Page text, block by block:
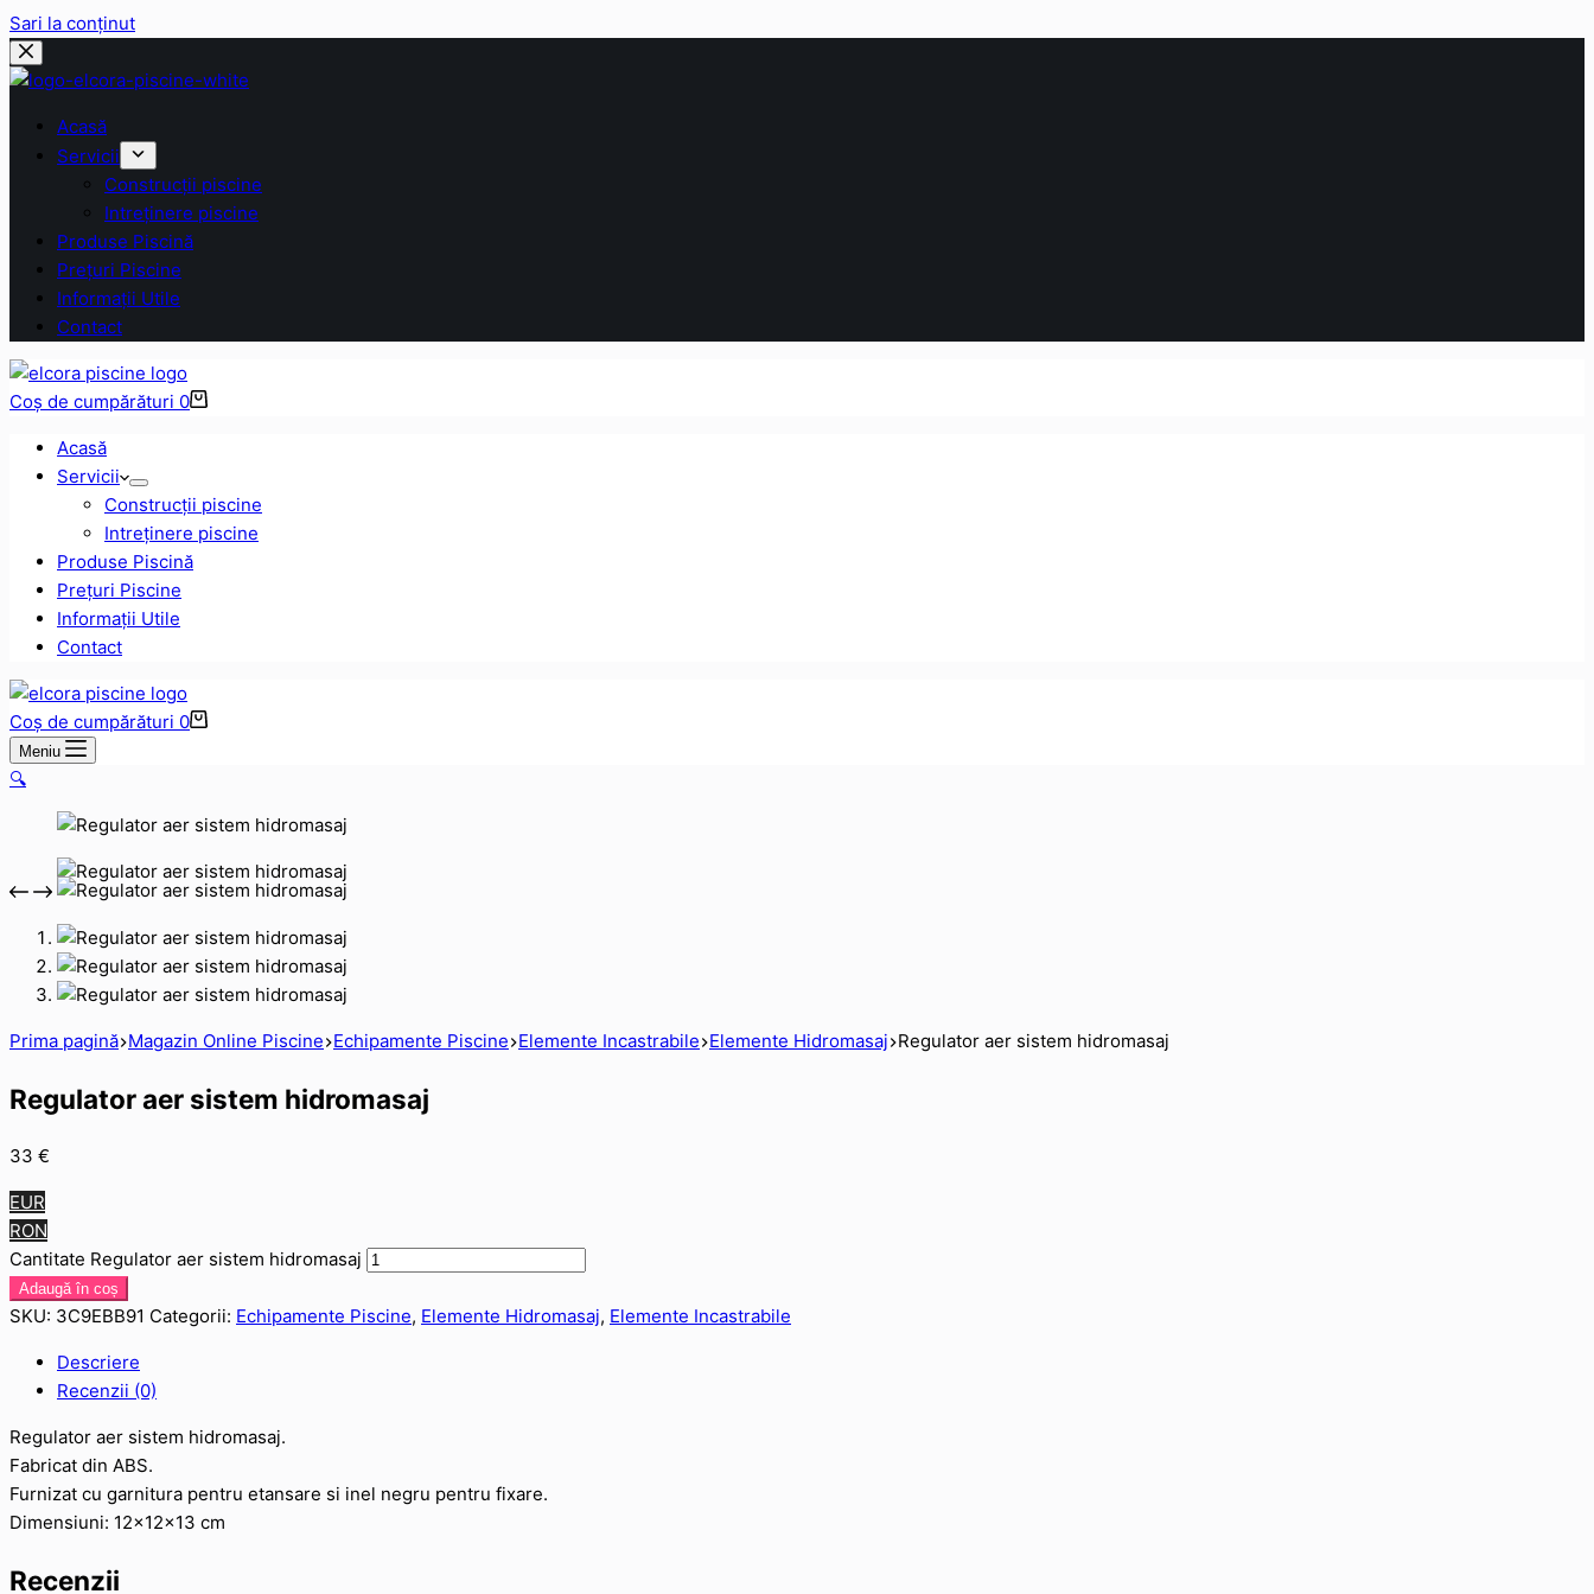
Sari la conținut
Acasă
Servicii
Construcții piscine
Intreținere piscine
Produse Piscină
Prețuri Piscine
Informații Utile
Contact
Coș de cumpărături 0
Acasă
Servicii
Construcții piscine
Intreținere piscine
Produse Piscină
Prețuri Piscine
Informații Utile
Contact
Coș de cumpărături 0
Meniu
🔍
Prima pagină Magazin Online Piscine Echipamente Piscine Elemente Incastrabile Elemente Hidromasaj Regulator aer sistem hidromasaj
Regulator aer sistem hidromasaj
33 €
EUR
RON
Cantitate Regulator aer sistem hidromasaj
Adaugă în coș
SKU: 3C9EBB91 Categorii: Echipamente Piscine, Elemente Hidromasaj, Elemente Incastrabile
Descriere
Recenzii (0)
Regulator aer sistem hidromasaj.
Fabricat din ABS.
Furnizat cu garnitura pentru etansare si inel negru pentru fixare.
Dimensiuni: 12x12x13 cm
Recenzii